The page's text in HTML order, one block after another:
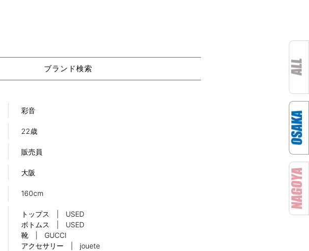
ブランド検索
彩音
22歳
販売員
大阪
160cm
トップス | USED
ボトムス | USED
靴 | GUCCI
アクセサリー | jouete